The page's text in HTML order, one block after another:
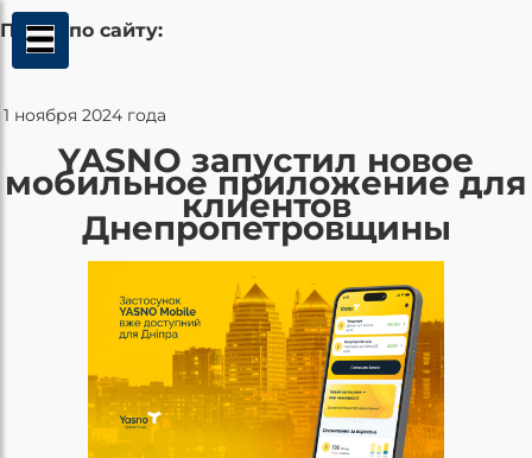
Поиск по сайту:
1 ноября 2024 года
YASNO запустил новое
мобильное приложение для
клиентов
Днепропетровщины